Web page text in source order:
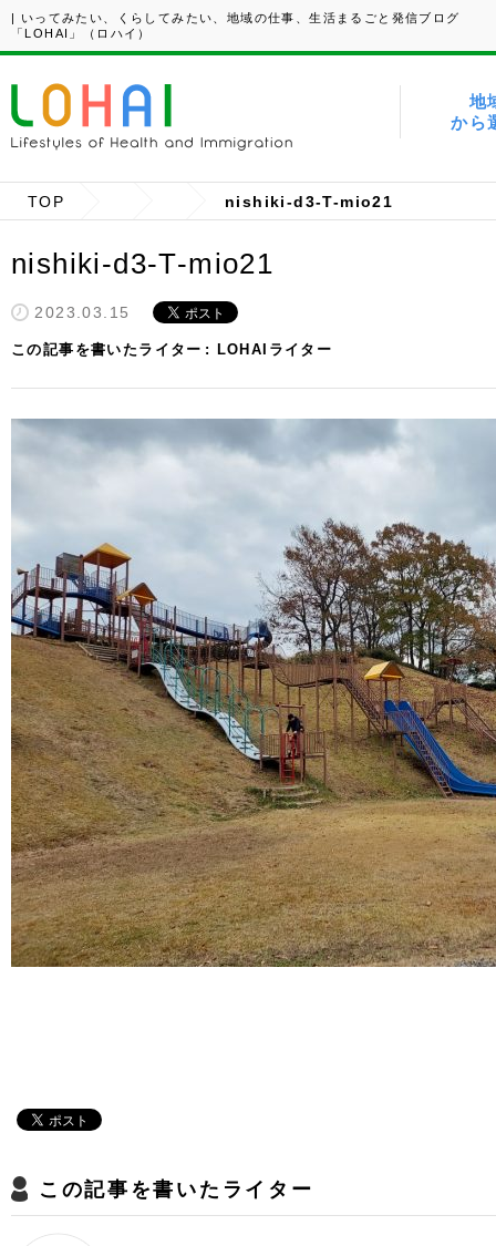
| いってみたい、くらしてみたい、地域の仕事、生活まるごと発信ブログ
「LOHAI」（ロハイ）
地
から
TOP nishiki-d3-T-mio21
nishiki-d3-T-mio21
2023.03.15
この記事を書いたライター LOHAIライター
この記事を書いたライター